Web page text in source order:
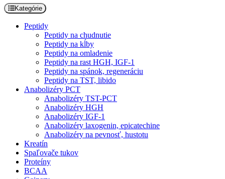
Kategórie
Peptidy
Peptidy na chudnutie
Peptidy na kĺby
Peptidy na omladenie
Peptidy na rast HGH, IGF-1
Peptidy na spánok, regeneráciu
Peptidy na TST, libido
Anabolizéry PCT
Anabolizéry TST-PCT
Anabolizéry HGH
Anabolizéry IGF-1
Anabolizéry laxogenin, epicatechine
Anabolizéry na pevnosť, hustotu
Kreatín
Spaľovače tukov
Proteíny
BCAA